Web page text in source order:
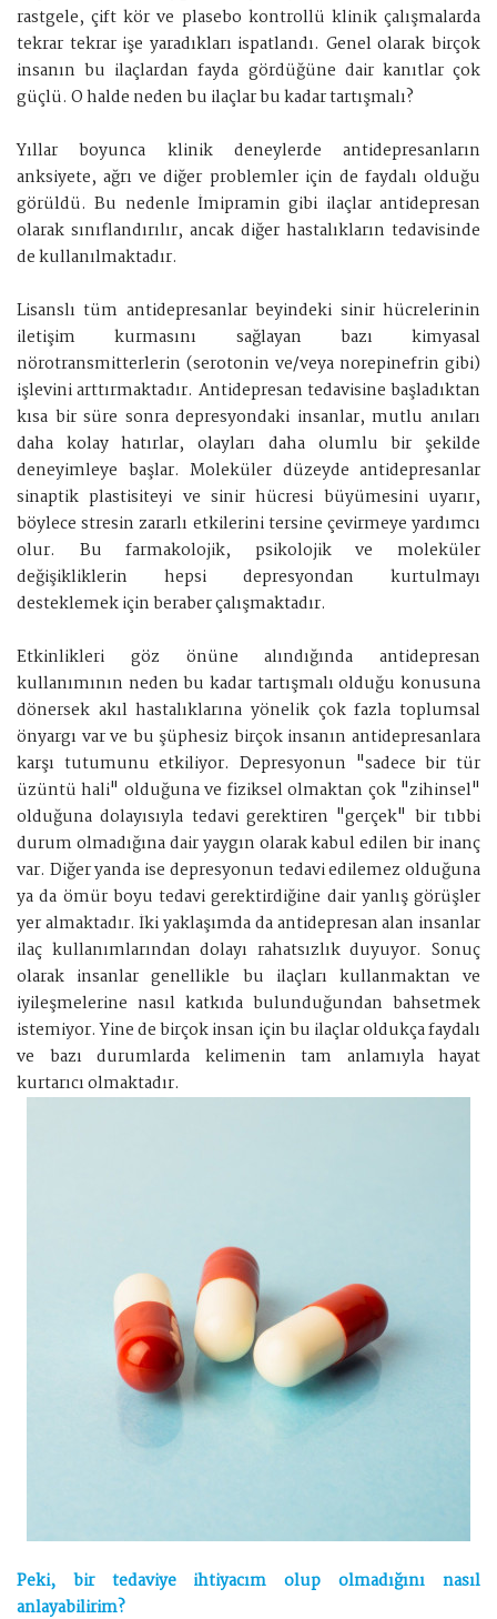
rastgele, çift kör ve plasebo kontrollü klinik çalışmalarda
tekrar tekrar işe yaradıkları ispatlandı. Genel olarak birçok
insanın bu ilaçlardan fayda gördüğüne dair kanıtlar çok
güçlü. O halde neden bu ilaçlar bu kadar tartışmalı?
Yıllar boyunca klinik deneylerde antidepresanların
anksiyete, ağrı ve diğer problemler için de faydalı olduğu
görüldü. Bu nedenle İmipramin gibi ilaçlar antidepresan
olarak sınıflandırılır, ancak diğer hastalıkların tedavisinde
de kullanılmaktadır.
Lisanslı tüm antidepresanlar beyindeki sinir hücrelerinin
iletişim kurmasını sağlayan bazı kimyasal
nörotransmitterlerin (serotonin ve/veya norepinefrin gibi)
işlevini arttırmaktadır. Antidepresan tedavisine başladıktan
kısa bir süre sonra depresyondaki insanlar, mutlu anıları
daha kolay hatırlar, olayları daha olumlu bir şekilde
deneyimleye başlar. Moleküler düzeyde antidepresanlar
sinaptik plastisiteyi ve sinir hücresi büyümesini uyarır,
böylece stresin zararlı etkilerini tersine çevirmeye yardımcı
olur. Bu farmakolojik, psikolojik ve moleküler
değişikliklerin hepsi depresyondan kurtulmayı
desteklemek için beraber çalışmaktadır.
Etkinlikleri göz önüne alındığında antidepresan
kullanımının neden bu kadar tartışmalı olduğu konusuna
dönersek akıl hastalıklarına yönelik çok fazla toplumsal
önyargı var ve bu şüphesiz birçok insanın antidepresanlara
karşı tutumunu etkiliyor. Depresyonun "sadece bir tür
üzüntü hali" olduğuna ve fiziksel olmaktan çok "zihinsel"
olduğuna dolayısıyla tedavi gerektiren "gerçek" bir tıbbi
durum olmadığına dair yaygın olarak kabul edilen bir inanç
var. Diğer yanda ise depresyonun tedavi edilemez olduğuna
ya da ömür boyu tedavi gerektirdiğine dair yanlış görüşler
yer almaktadır. İki yaklaşımda da antidepresan alan insanlar
ilaç kullanımlarından dolayı rahatsızlık duyuyor. Sonuç
olarak insanlar genellikle bu ilaçları kullanmaktan ve
iyileşmelerine nasıl katkıda bulunduğundan bahsetmek
istemiyor. Yine de birçok insan için bu ilaçlar oldukça faydalı
ve bazı durumlarda kelimenin tam anlamıyla hayat
kurtarıcı olmaktadır.
Peki, bir tedaviye ihtiyacım olup olmadığını nasıl
anlayabilirim?